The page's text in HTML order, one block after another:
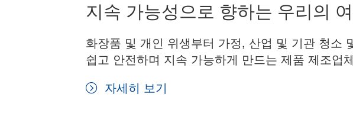
지속 가능성으로 향하는 우리의
화장품 및 개인 위생부터 가정, 산업 및 기관 청소
쉽고 안전하며 지속 가능하게 만드는 제품 제조업
자세히 보기